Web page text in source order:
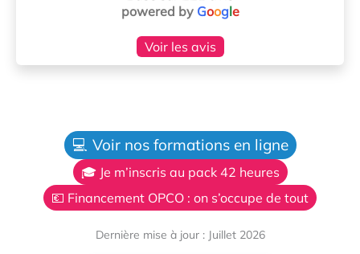
powered by Google
Voir les avis
💻 Voir nos formations en ligne
🎓 Je m’inscris au pack 42 heures
💶 Financement OPCO : on s’occupe de tout
Dernière mise à jour : Juillet 2026